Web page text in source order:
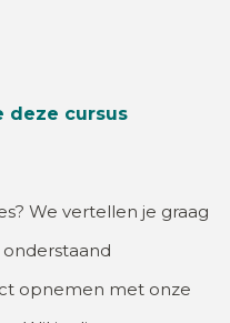
deze cursus
We vertellen je graag
opnemen met onze